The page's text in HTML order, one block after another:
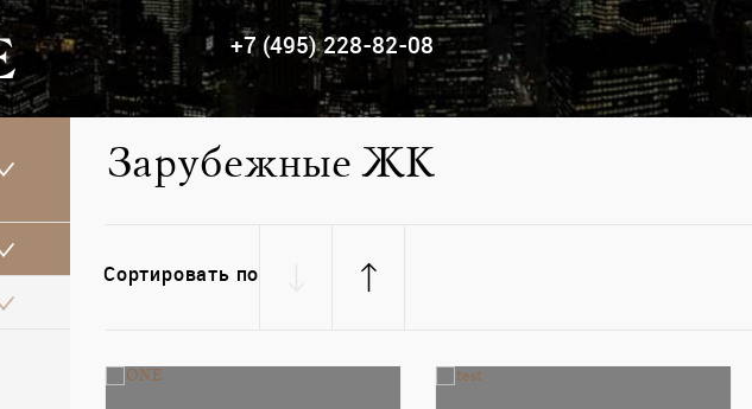
+7 (495) 228-82-08
Зарубежные ЖК
Сортировать по